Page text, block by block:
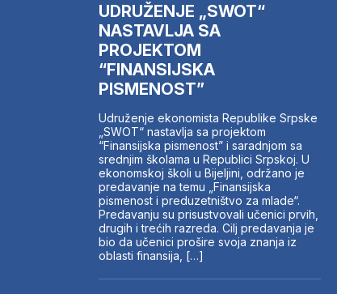
UDRUŽENJE „SWOT“
NASTAVLJA SA
PROJEKTOM
“FINANSIJSKA
PISMENOST”
Udruženje ekonomista Republike Srpske
„SWOT“ nastavlja sa projektom
“Finansijska pismenost” i saradnjom sa
srednjim školama u Republici Srpskoj. U
ekonomskoj školi u Bijeljini, održano je
predavanje na temu „Finansijska
pismenost i preduzetništvo za mlade“.
Predavanju su prisustvovali učenici prvih,
drugih i trećih razreda. Cilj predavanja je
bio da učenici prošire svoja znanja iz
oblasti finansija, […]